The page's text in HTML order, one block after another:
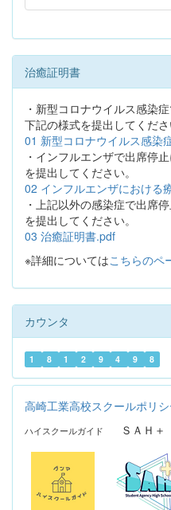
治癒証明書
・新型コロナウイルス感染
下記の様式を提出してくださ
01 新型コロナウイルス感染
・インフルエンザで出席停
を提出してください。
02 インフルエンザにおける
・上記以外の感染症で出席
を提出してください。
03 治癒証明書.pdf
※詳細についてはこちらのペ
カウンタ
1 8 1 2 9 4 9 8
高崎工業高校スクールポリ
ハイスクールガイド ＳＡＨ＋